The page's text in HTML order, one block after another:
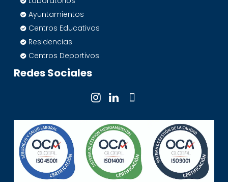
Ayuntamientos
Centros Educativos
Residencias
Centros Deportivos
Redes Sociales